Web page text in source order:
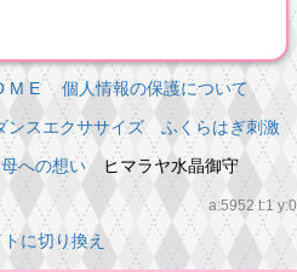
M E
個人情報の保護について
ンスエクササイズ
ふくらはぎ刺激
への想いヒマラヤ水晶御守
a:5952 t:1 y:0
に切り換え